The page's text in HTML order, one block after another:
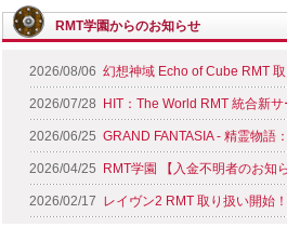
RMT学園からのお知らせ
2026/08/06 幻想神域 Echo of Cube RMT
2026/07/28 HIT：The World RMT 統合新
2026/06/25 GRAND FANTASIA - 精霊物語
2026/04/25 RMT学園 【入金不明者のお知
2026/02/17 レイヴン2 RMT 取り扱い開始！